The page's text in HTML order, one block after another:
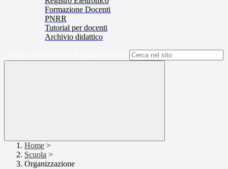
Formazione Docenti
PNRR
Tutorial per docenti
Archivio didattico
Home >
Scuola >
Organizzazione